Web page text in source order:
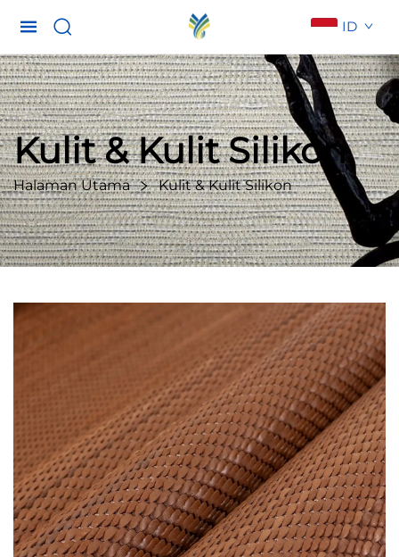
ID
Kulit & Kulit Silikon
Halaman Utama Kulit & Kulit Silikon